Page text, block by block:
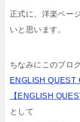
正式に、洋楽ペー
いと思います。
ちなみにこのブロ
ENGLISH QUEST
【ENGLISH
として